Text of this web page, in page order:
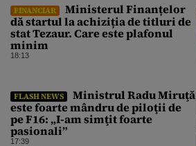
FINANCIAR
Ministerul Finanțelor
dă startul la achiziția de titluri de
stat Tezaur. Care este plafonul
minim
18:13
FLASH NEWS
Ministrul Radu Miruţă
este foarte mândru de piloţii de
pe F16: „I-am simţit foarte
pasionali”
17:39